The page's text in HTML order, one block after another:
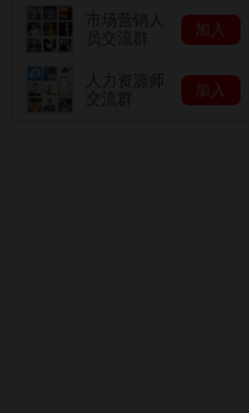
加入
加入